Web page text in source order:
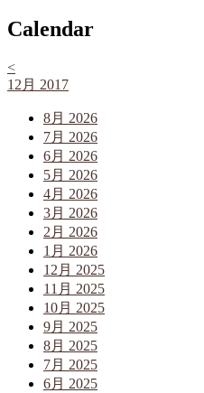
Calendar
<
12月 2017
8月 2026
7月 2026
6月 2026
5月 2026
4月 2026
3月 2026
2月 2026
1月 2026
12月 2025
11月 2025
10月 2025
9月 2025
8月 2025
7月 2025
6月 2025